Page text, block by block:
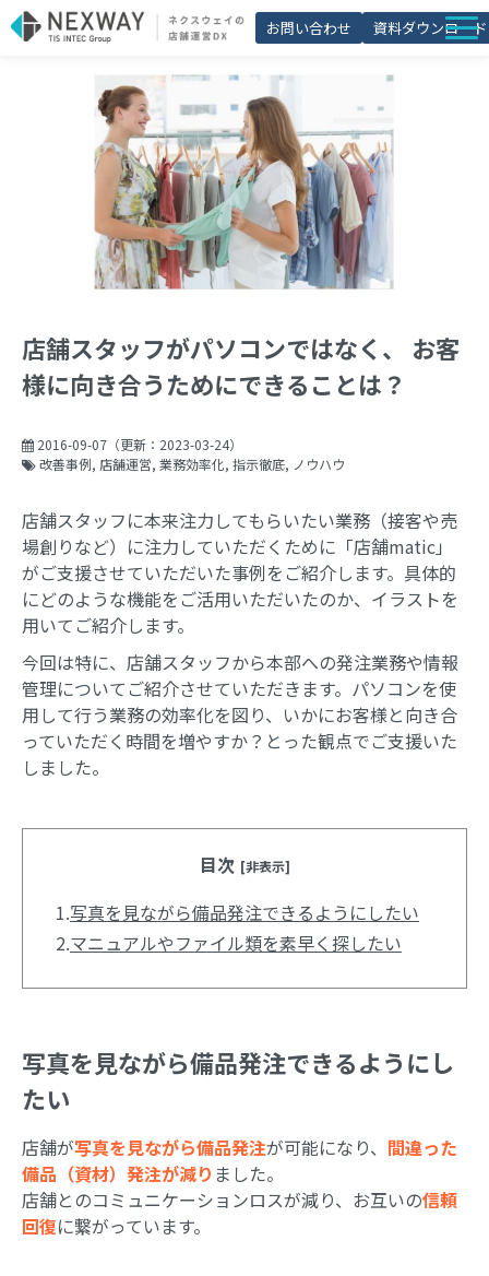
お問い合わせ 資料ダウンロード
店舗matic
導入事例
ブログ
セミナー
よくあるご質問
お役立ち資料一覧
店舗スタッフがパソコンではなく、 お客
様に向き合うためにできることは？
2016-09-07 （更新： 2023-03-24）
改善事例 店舗運営 業務効率化 指示徹底 ノウハウ
店舗スタッフに本来注力してもらいたい業務（接客や売
場創りなど）に注力していただくために「店舗matic」
がご支援させていただいた事例をご紹介します。具体的
にどのような機能をご活用いただいたのか、イラストを
用いてご紹介します。
今回は特に、店舗スタッフから本部への発注業務や情報
管理についてご紹介させていただきます。パソコンを使
用して行う業務の効率化を図り、いかにお客様と向き合
っていただく時間を増やすか？とった観点でご支援いた
しました。
目次 [非表示]
1.写真を見ながら備品発注できるようにしたい
2.マニュアルやファイル類を素早く探したい
写真を見ながら備品発注できるようにし
たい
店舗が写真を見ながら備品発注が可能になり、 間違った
備品（資材）発注が減り ました。
店舗とのコミュニケーションロスが減り、お互いの信頼
回復に繋がっています。